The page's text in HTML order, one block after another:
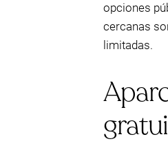
opciones
cercanas
limitadas.